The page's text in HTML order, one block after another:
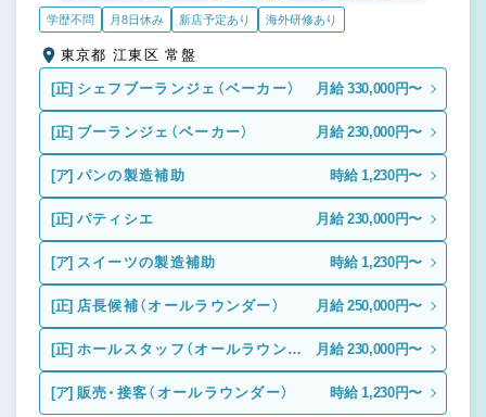
学歴不問 月8日休み 新店予定あり 海外研修あり
東京都 江東区 常盤
[正] シェフブーランジェ（ベーカー） 月給 330,000円〜
[正] ブーランジェ（ベーカー） 月給 230,000円〜
[ア] パンの製造補助 時給 1,230円〜
[正] パティシエ 月給 230,000円〜
[ア] スイーツの製造補助 時給 1,230円〜
[正] 店長候補（オールラウンダー） 月給 250,000円〜
[正] ホールスタッフ（オールラウンダ
ー）
月給 230,000円〜
[ア] 販売・接客（オールラウンダー） 時給 1,230円〜